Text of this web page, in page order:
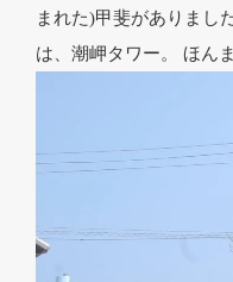
まれた)甲斐がありまし
は、潮岬タワー。 ほん